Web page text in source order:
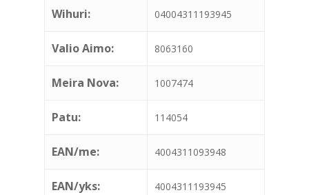
Wihuri: 04004311193945
Valio Aimo: 8063160
Meira Nova: 1007474
Patu: 114054
EAN/me: 4004311093948
EAN/yks: 4004311193945